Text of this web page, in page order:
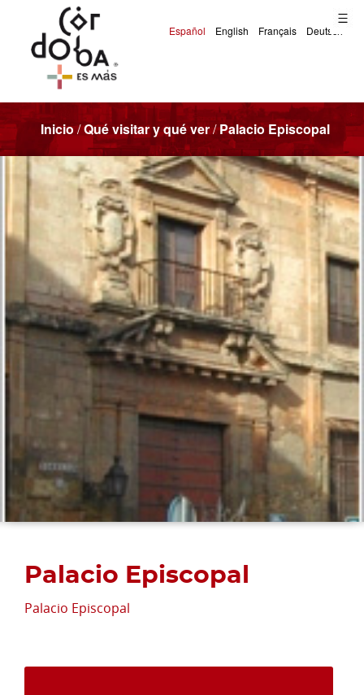
Inicio/Qué visitar y qué ver/Palacio Episcopal
Palacio Episcopal
Palacio Episcopal